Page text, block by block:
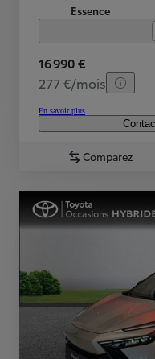
Essence
16 990 €
277 €/mois
En savoir plus
Comparez